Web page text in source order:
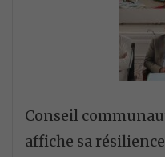
Conseil
affiche sa